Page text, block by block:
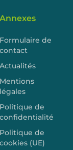
Annexes
Formulaire de
contact
Actualités
Mentions
légales
Politique de
confidentialité
Politique de
cookies (UE)